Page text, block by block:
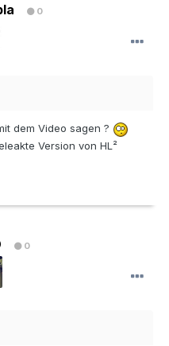
0
dem Video sagen ?
Version von HL²
0